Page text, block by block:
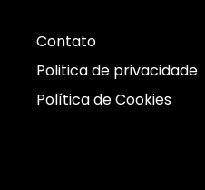
Contato
Politica de privacidade
Política de Cookies